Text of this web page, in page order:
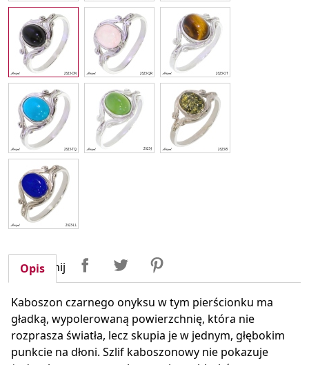
Udostępnij UdostępnijTweetuj
Opis
Kaboszon czarnego onyksu w tym pierścionku ma
gładką, wypolerowaną powierzchnię, która nie
rozprasza światła, lecz skupia je w jednym, głębokim
punkcie na dłoni. Szlif kaboszonowy nie pokazuje